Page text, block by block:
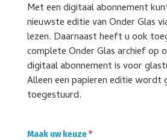
Met een digitaal abonnement
nieuwste editie van Onder Glas
lezen. Daarnaast heeft u ook
complete Onder Glas archief op
digitaal abonnement is voor
Alleen een papieren editie wordt
toegestuurd.
Onder
Maak uw keuze*